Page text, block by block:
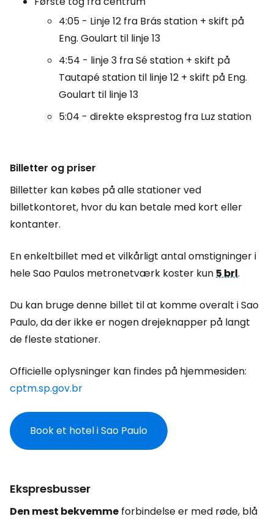
4:05 - Linje 12 fra Brás station + skift på
Eng. Goulart til linje 13
4:54 - linje 3 fra Sé station + skift på
Tautapé station til linje 12 + skift på Eng.
Goulart til linje 13
5:04 - direkte eksprestog fra Luz station
Billetter og priser
Billetter kan købes på alle stationer ved
billetkontoret, hvor du kan betale med kort eller
kontanter.
En enkeltbillet med et vilkårligt antal omstigninger i
hele Sao Paulos metronetværk koster kun5 brl.
Du kan bruge denne billet til at komme overalt i Sao
Paulo, da der ikke er nogen drejeknapper på langt
de fleste stationer.
Officielle oplysninger kan findes på hjemmesiden:
cptm.sp.gov.br
Book et hotel i Sao Paulo
Ekspresbusser
Den mest bekvemme forbindelse er med røde, blå